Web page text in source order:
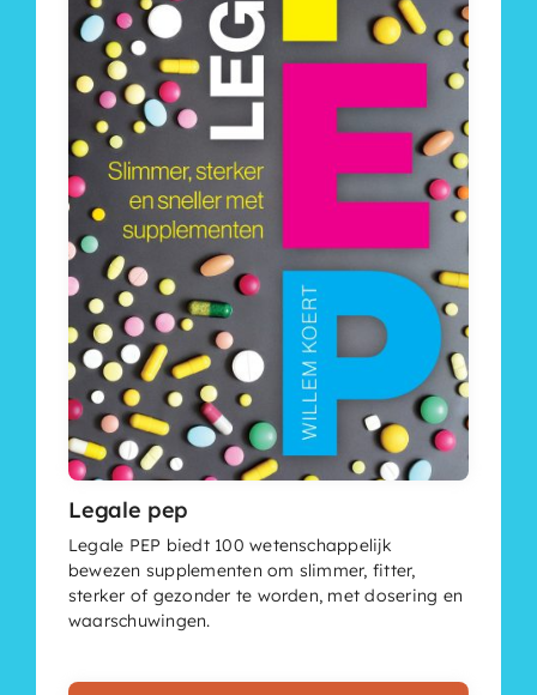
Legale pep
Legale PEP biedt 100 wetenschappelijk
bewezen supplementen om slimmer, fitter,
sterker of gezonder te worden, met dosering en
waarschuwingen.